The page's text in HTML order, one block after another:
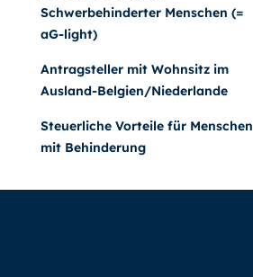
Schwerbehinderter Menschen (=
aG-light)
Antragsteller mit Wohnsitz im
Ausland-Belgien/Niederlande
Steuerliche Vorteile für Menschen
mit Behinderung